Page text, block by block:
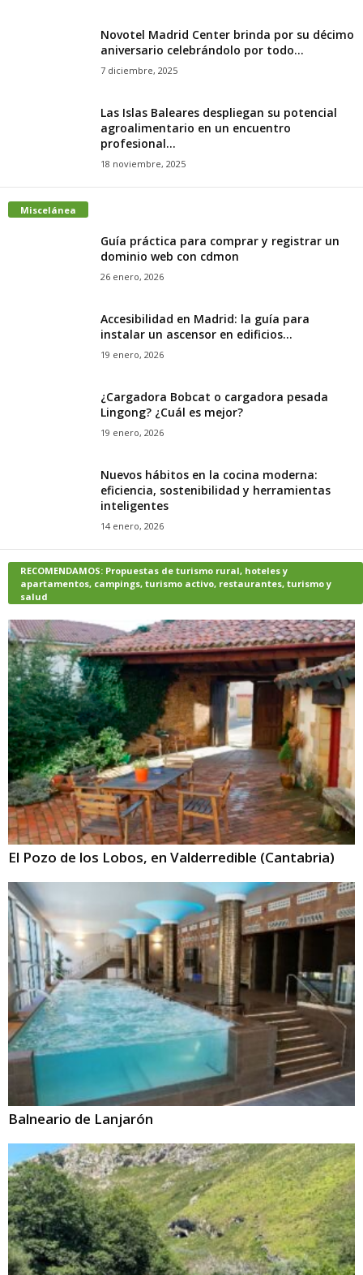
Novotel Madrid Center brinda por su décimo
aniversario celebrándolo por todo...
7 diciembre, 2025
Las Islas Baleares despliegan su potencial
agroalimentario en un encuentro
profesional...
18 noviembre, 2025
Miscelánea
Guía práctica para comprar y registrar un
dominio web con cdmon
26 enero, 2026
Accesibilidad en Madrid: la guía para
instalar un ascensor en edificios...
19 enero, 2026
¿Cargadora Bobcat o cargadora pesada
Lingong? ¿Cuál es mejor?
19 enero, 2026
Nuevos hábitos en la cocina moderna:
eficiencia, sostenibilidad y herramientas
inteligentes
14 enero, 2026
RECOMENDAMOS: Propuestas de turismo rural, hoteles y
apartamentos, campings, turismo activo, restaurantes, turismo y
salud
El Pozo de los Lobos, en Valderredible (Cantabria)
Balneario de Lanjarón